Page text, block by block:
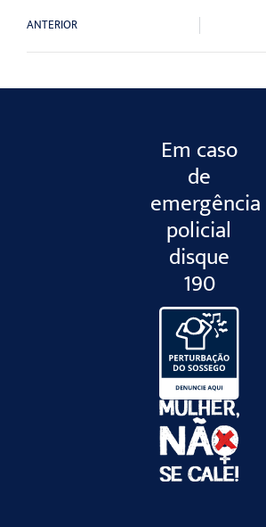
ANTERIOR
Em caso
de
emergência
policial
disque
190